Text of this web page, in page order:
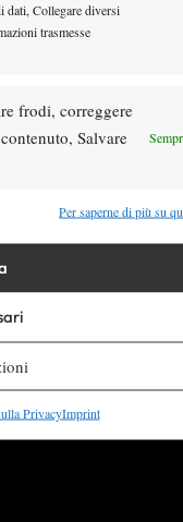
dati, Collegare diversi
trasmesse
frodi, correggere
Salvare
Per saperne di più su
PrivacyImprint